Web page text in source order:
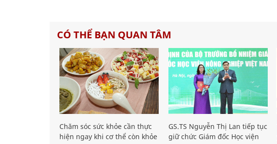
CÓ THỂ BẠN QUAN TÂM
Chăm sóc sức khỏe cần thực
hiện ngay khi cơ thể còn khỏe
GS.TS Nguyễn Thị Lan tiếp tục
giữ chức Giám đốc Học viện